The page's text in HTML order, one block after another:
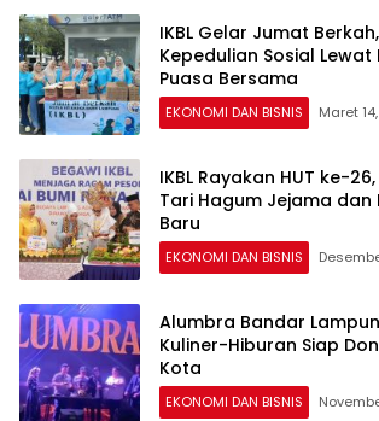
IKBL Gelar Jumat
Kepedulian Sosial Lewat
Puasa Bersama
EKONOMI DAN BISNIS Maret
IKBL Rayakan HUT ke-
Tari Hagum Jejama dan
Baru
EKONOMI DAN BISNIS
Alumbra Bandar
Kuliner-Hiburan Siap
Kota
EKONOMI DAN BISNIS